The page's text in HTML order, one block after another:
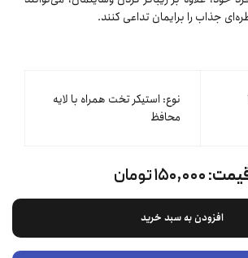
جذاب را برایمان تداعی کنند.
نوع: استیکر تخت همراه با لایه
محافظ
۱۵۰,۰۰۰ تومان
افزودن به سبد خرید